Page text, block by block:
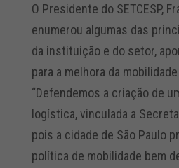
O Presidente do SETCESP,
enumerou algumas das
da instituição e do setor,
para a melhora da
“Defendemos a criação de
logística, vinculada a
pois a cidade de São Paulo
política de mobilidade bem